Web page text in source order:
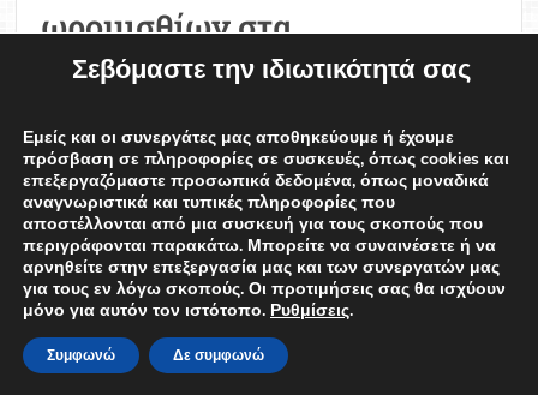
ωρομισθίων στα
Καλλιτεχνικά Σχολεία
Φίλιππος Σαλμάς 26/06/2024
Δημοσιεύθηκε σε ΦΕΚ νέα απόφαση
του υπουργού Παιδείας Κυριάκου Πιερρακάκη,
σχετικά με την πρόσληψη ωρομίσθιου
προσωπικού́ στα Καλλιτεχνικά́ Σχολεία στις
κατευθύνσεις του Θεάτρου – Κινηματογράφου
και Χορού́, που θα ισχύσουν από το …
Σεβόμαστε την ιδιωτικότητά σας
Εμείς και οι συνεργάτες μας αποθηκεύουμε ή έχουμε
πρόσβαση σε πληροφορίες σε συσκευές, όπως cookies και
επεξεργαζόμαστε προσωπικά δεδομένα, όπως μοναδικά
αναγνωριστικά και τυπικές πληροφορίες που
αποστέλλονται από μια συσκευή για τους σκοπούς που
περιγράφονται παρακάτω. Μπορείτε να συναινέσετε ή να
αρνηθείτε στην επεξεργασία μας και των συνεργατών μας
για τους εν λόγω σκοπούς. Οι προτιμήσεις σας θα ισχύουν
μόνο για αυτόν τον ιστότοπο. Ρυθμίσεις.
Συμφωνώ Δε συμφωνώ